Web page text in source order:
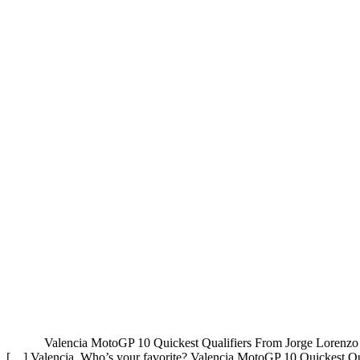
Valencia MotoGP 10 Quickest Qualifiers From Jorge
Valencia. Who’s your favorite? Valencia MotoGP 10 Quickest